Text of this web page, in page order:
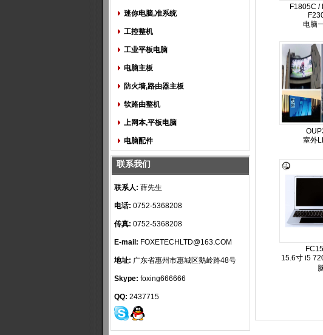
迷你电脑,准系统
工控整机
工业平板电脑
电脑主板
防火墙,路由器主板
软路由整机
上网本,平板电脑
电脑配件
联系我们
联系人: 薛先生
电话: 0752-5368208
传真: 0752-5368208
E-mail: FOXETECHLTD@163.COM
地址: 广东省惠州市惠城区鹅岭路48号
Skype: foxing666666
QQ: 2437715
F1805C /
电脑
室外
15.6寸 i5